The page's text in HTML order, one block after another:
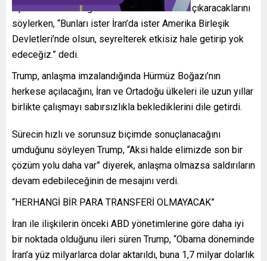
uçakları ile İran’da gömülü nükleer kalıntıları çıkaracaklarını
söylerken, “Bunları ister İran’da ister Amerika Birleşik
Devletleri’nde olsun, seyrelterek etkisiz hale getirip yok
edeceğiz.” dedi.
Trump, anlaşma imzalandığında Hürmüz Boğazı’nın
herkese açılacağını, İran ve Ortadoğu ülkeleri ile uzun yıllar
birlikte çalışmayı sabırsızlıkla beklediklerini dile getirdi.
Sürecin hızlı ve sorunsuz biçimde sonuçlanacağını
umduğunu söyleyen Trump, “Aksi halde elimizde son bir
çözüm yolu daha var” diyerek, anlaşma olmazsa saldırıların
devam edebileceğinin de mesajını verdi.
“HERHANGİ BİR PARA TRANSFERİ OLMAYACAK”
İran ile ilişkilerin önceki ABD yönetimlerine göre daha iyi
bir noktada olduğunu ileri süren Trump, “Obama döneminde
İran’a yüz milyarlarca dolar aktarıldı, buna 1,7 milyar dolarlık